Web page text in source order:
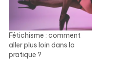
Fétichisme : comment
aller plus loin dans la
pratique ?